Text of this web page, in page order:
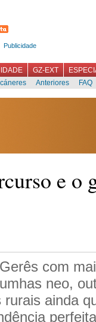
Publicidade
GZ-EXT
Anteriores FAQ
e o
com
neo,
ainda